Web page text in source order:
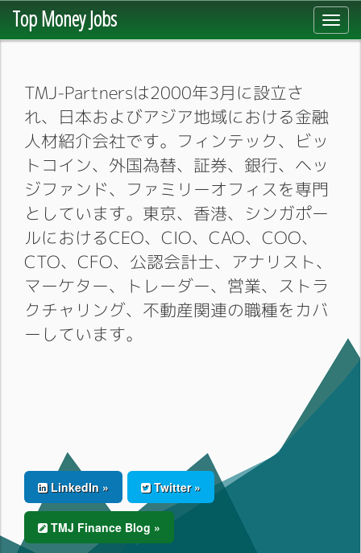
Top Money Jobs
TMJ-Partnersは2000年3月に設立さ
れ、日本およびアジア地域における金融
人材紹介会社です。フィンテック、ビッ
トコイン、外国為替、証券、銀行、ヘッ
ジファンド、ファミリーオフィスを専門
としています。東京、香港、シンガポー
ルにおけるCEO、CIO、CAO、COO、
CTO、CFO、公認会計士、アナリスト、
マーケター、トレーダー、営業、ストラ
クチャリング、不動産関連の職種をカバ
ーしています。
LinkedIn » Twitter »
TMJ Finance Blog »